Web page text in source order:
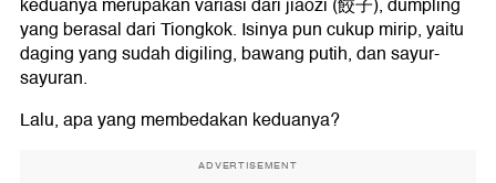
keduanya merupakan variasi dari jiaozi (餃子), dumpling
yang berasal dari Tiongkok. Isinya pun cukup mirip, yaitu
daging yang sudah digiling, bawang putih, dan sayur-
sayuran.
Lalu, apa yang membedakan keduanya?
ADVERTISEMENT